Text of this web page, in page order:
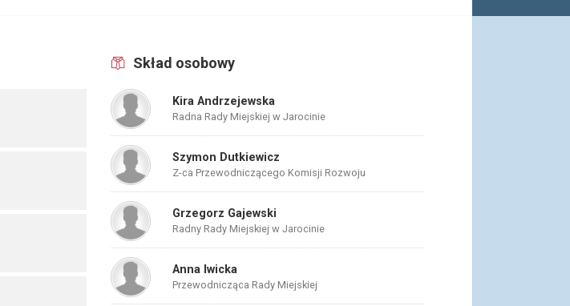
Skład osobowy
Kira Andrzejewska
Radna Rady Miejskiej w Jarocinie
Szymon Dutkiewicz
Z-ca Przewodniczącego Komisji Rozwoju
Grzegorz Gajewski
Radny Rady Miejskiej w Jarocinie
Anna Iwicka
Przewodnicząca Rady Miejskiej